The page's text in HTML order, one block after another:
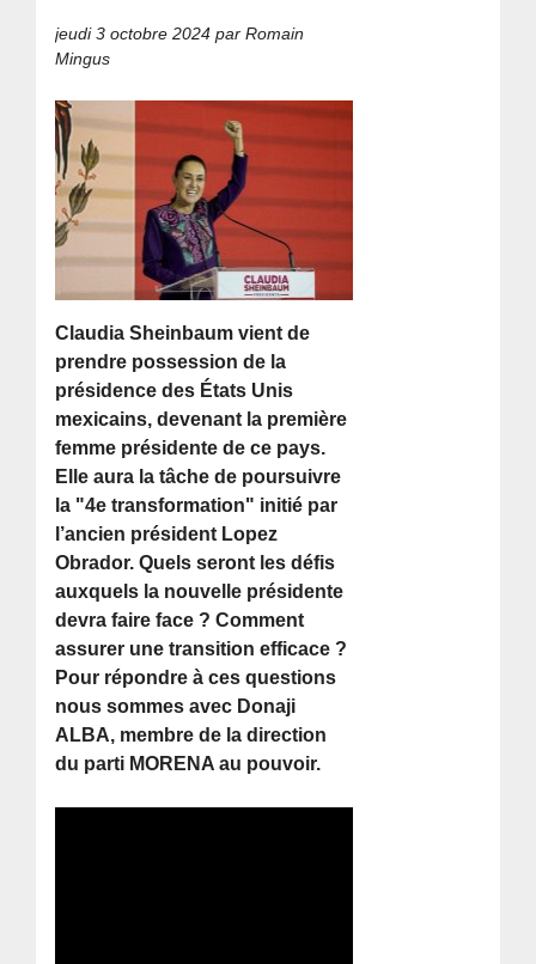
jeudi 3 octobre 2024 par Romain
Mingus
Claudia Sheinbaum vient de
prendre possession de la
présidence des États Unis
mexicains, devenant la première
femme présidente de ce pays.
Elle aura la tâche de poursuivre
la "4e transformation" initié par
l’ancien président Lopez
Obrador. Quels seront les défis
auxquels la nouvelle présidente
devra faire face ? Comment
assurer une transition efficace ?
Pour répondre à ces questions
nous sommes avec Donaji
ALBA, membre de la direction
du parti MORENA au pouvoir.